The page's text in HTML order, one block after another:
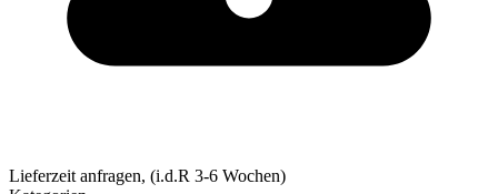
Lieferzeit anfragen, (i.d.R 3-6 Wochen)